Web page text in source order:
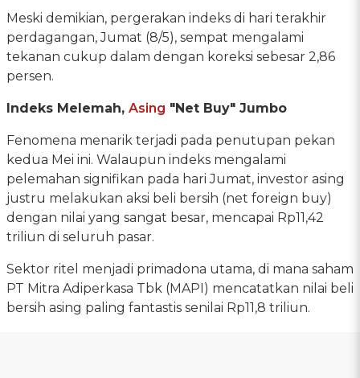
Meski demikian, pergerakan indeks di hari terakhir
perdagangan, Jumat (8/5), sempat mengalami
tekanan cukup dalam dengan koreksi sebesar 2,86
persen.
Indeks Melemah, Asing "Net Buy" Jumbo
Fenomena menarik terjadi pada penutupan pekan
kedua Mei ini. Walaupun indeks mengalami
pelemahan signifikan pada hari Jumat, investor asing
justru melakukan aksi beli bersih (net foreign buy)
dengan nilai yang sangat besar, mencapai Rp11,42
triliun di seluruh pasar.
Sektor ritel menjadi primadona utama, di mana saham
PT Mitra Adiperkasa Tbk (MAPI) mencatatkan nilai beli
bersih asing paling fantastis senilai Rp11,8 triliun.